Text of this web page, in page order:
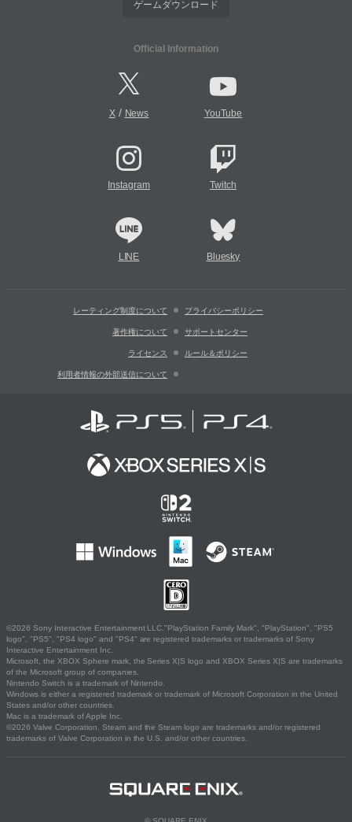
ゲームダウンロード
Official Information
X/ News YouTube
Instagram Twitch
LINE Bluesky
レーティング制度について プライバシーポリシー
著作権について サポートセンター
ライセンス ルール＆ポリシー
利用者情報の外部送信について
©2026 Sony Interactive Entertainment LLC."PlayStation Family Mark", "PlayStation", "PS5
logo", "PS5", "PS4 logo" and "PS4" are registered trademarks or trademarks of Sony
Interactive Entertainment Inc.
Microsoft, the XBOX Sphere mark, the Series X|S logo and XBOX Series X|S are trademarks
of the Microsoft group of companies.
Nintendo Switch is a trademark of Nintendo.
Windows is either a registered trademark or trademark of Microsoft Corporation in the United
States and/or other countries.
Mac is a trademark of Apple Inc.
©2026 Valve Corporation. Steam and the Steam logo are trademarks and/or registered
trademarks of Valve Corporation in the U.S. and/or other countries.